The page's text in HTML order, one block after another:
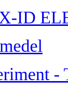
ID
-